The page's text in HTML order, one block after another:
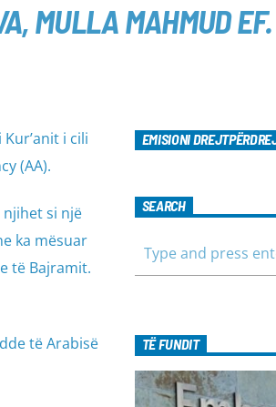
MULLA MAHMUD
i cili
(AA).
njihet si një
ka mësuar
të Bajramit.
të Arabisë
EMISIONI
SEARCH
TË FUNDIT